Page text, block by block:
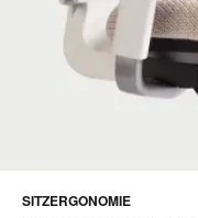
SITZERGONOMIE